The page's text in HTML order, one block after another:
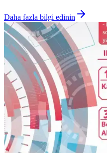
Daha fazla bilgi edinin